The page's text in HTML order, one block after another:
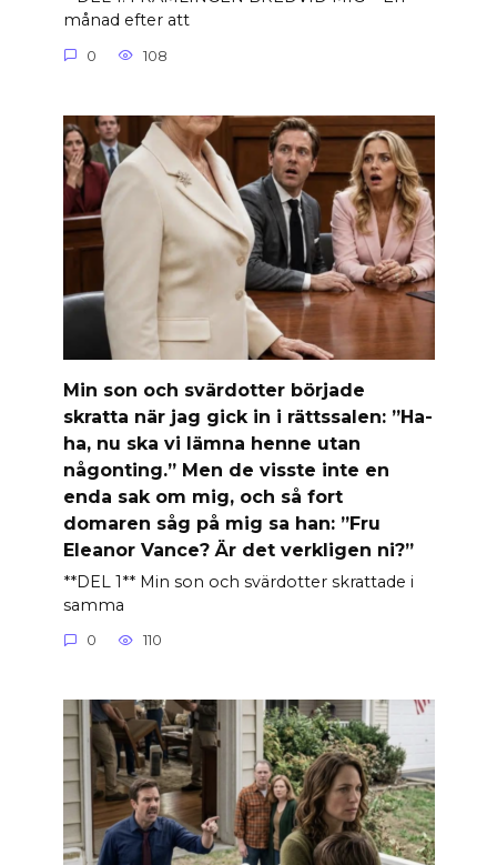
månad efter att
0 108
Min son och svärdotter började
skratta när jag gick in i rättssalen: ”Ha-
ha, nu ska vi lämna henne utan
någonting.” Men de visste inte en
enda sak om mig, och så fort
domaren såg på mig sa han: ”Fru
Eleanor Vance? Är det verkligen ni?”
**DEL 1** Min son och svärdotter skrattade i
samma
0 110